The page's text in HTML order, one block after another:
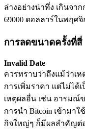
บริการยืมเงินที่ไ
ลงทุนอัตโนมัติ
ล่างอย่างน่าทึ่ง เกินจา
69000 ดอลลาร์ในพฤศจิ
การลดขนาดครั้งที่สี่
Invalid Date
ควรทราบว่าถึงแม้ว่าเ
การเพิ่มราคา แต่ไม่ได้
เหตุผลอื่น เช่น อารมณ์
การนำ Bitcoin เข้ามา
กิจใหญ่ๆ ก็มีผลสำคัญต่